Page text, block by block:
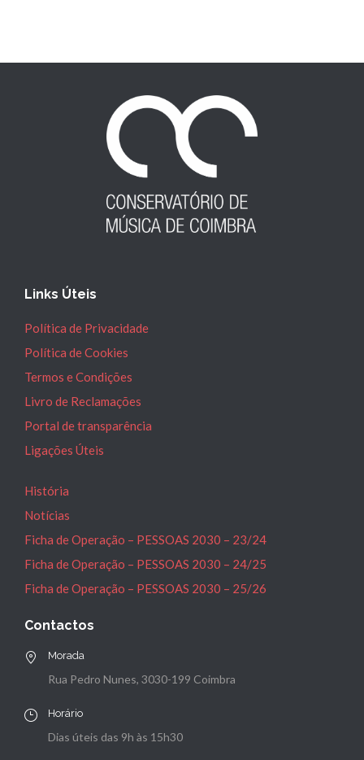
Links Úteis
Política de Privacidade
Política de Cookies
Termos e Condições
Livro de Reclamações
Portal de transparência
Ligações Úteis
História
Notícias
Ficha de Operação – PESSOAS 2030 – 23/24
Ficha de Operação – PESSOAS 2030 – 24/25
Ficha de Operação – PESSOAS 2030 – 25/26
Contactos
Morada
Rua Pedro Nunes, 3030-199 Coimbra
Horário
Dias úteis das 9h às 15h30